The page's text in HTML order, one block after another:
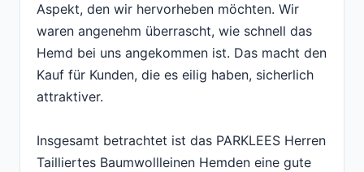
Aspekt, den wir hervorheben möchten. Wir
waren angenehm überrascht, wie schnell das
Hemd bei uns angekommen ist. Das macht den
Kauf für Kunden, die es eilig haben, sicherlich
attraktiver.
Insgesamt betrachtet ist das PARKLEES Herren
Tailliertes Baumwollleinen Hemden eine gute